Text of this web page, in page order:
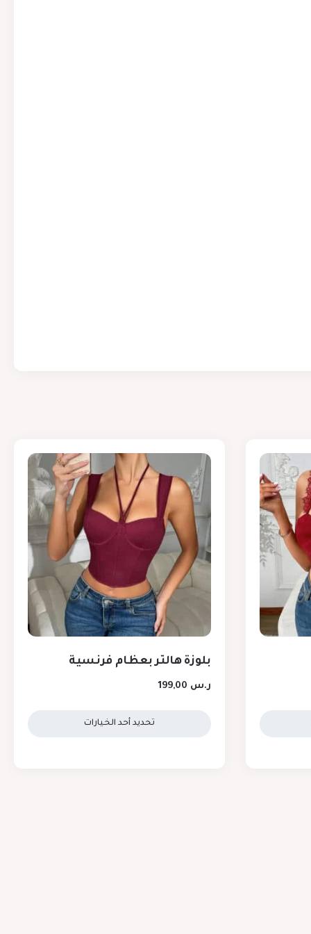
بلوزة هالتر بعظام فرنسية
ر.س
تحديد أحد الخيارات